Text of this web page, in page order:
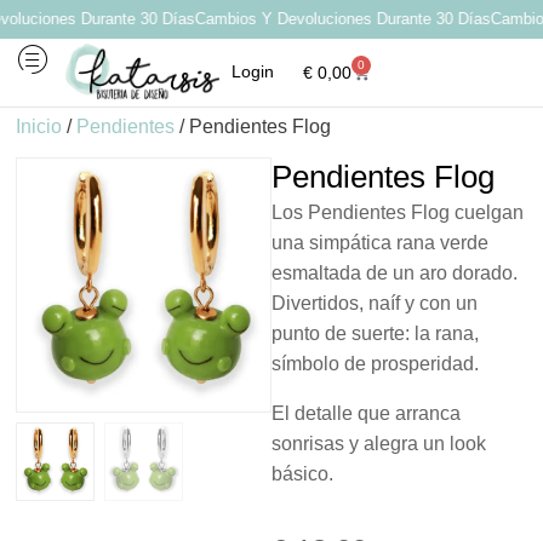
Durante 30 DíasCambios Y Devoluciones Durante 30 DíasCambios
Login €0,00 0
Inicio / Pendientes / Pendientes Flog
Pendientes Flog
Los Pendientes Flog cuelgan
una simpática rana verde
esmaltada de un aro dorado.
Divertidos, naíf y con un
punto de suerte: la rana,
símbolo de prosperidad.
El detalle que arranca
sonrisas y alegra un look
básico.